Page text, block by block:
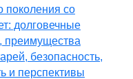
поколения со
долговечные
преимущества
безопасность,
и перспективы